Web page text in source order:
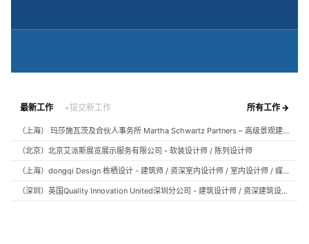
最新工作 +提交新工作 所有工作 →
（上海） 玛莎施瓦茨及合伙人事务所 Martha Schwartz Partners – 高级景观建筑师 Senior Landscape Designer / 景观建筑师 Landscape Designer
（北京）北京艾派斯展览展示服务有限公司 - 软装设计师 / 陈列设计师
（上海）dongqi Design 栋栖设计 - 建筑师 / 资深室内设计师 / 室内设计师 / 媒体及公共关系主管 / 设计实习生（常年招聘）
（深圳）英国Quality Innovation United深圳分公司 - 建筑设计师 / 资深建筑设计师 / 室内设计师 / 设计实习生